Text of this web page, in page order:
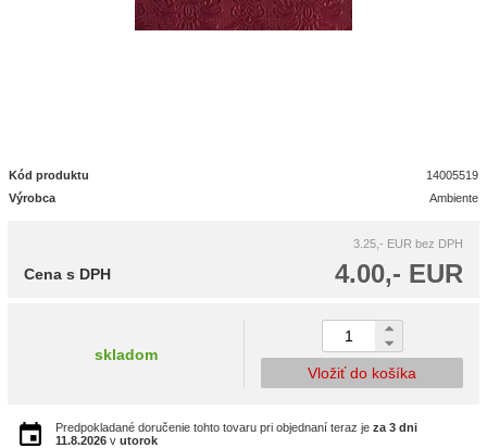
Kód produktu
14005519
Výrobca
Ambiente
3.25,- EUR bez DPH
4.00,- EUR
Cena s DPH
skladom
Vložiť do košíka
Predpokladané doručenie tohto tovaru pri objednaní teraz je za 3 dni
11.8.2026 v utorok